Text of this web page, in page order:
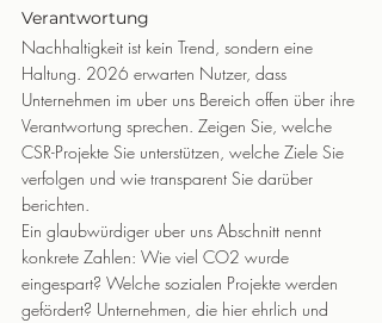
Verantwortung
Nachhaltigkeit ist kein Trend, sondern eine
Haltung. 2026 erwarten Nutzer, dass
Unternehmen im uber uns Bereich offen über ihre
Verantwortung sprechen. Zeigen Sie, welche
CSR-Projekte Sie unterstützen, welche Ziele Sie
verfolgen und wie transparent Sie darüber
berichten.
Ein glaubwürdiger uber uns Abschnitt nennt
konkrete Zahlen: Wie viel CO2 wurde
eingespart? Welche sozialen Projekte werden
gefördert? Unternehmen, die hier ehrlich und